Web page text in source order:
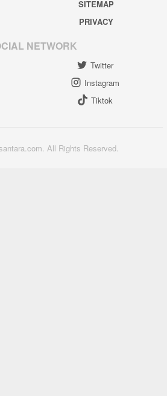
SITEMAP
PRIVACY
NETWORK
Twitter
Instagram
Tiktok
All Rights Reserved.